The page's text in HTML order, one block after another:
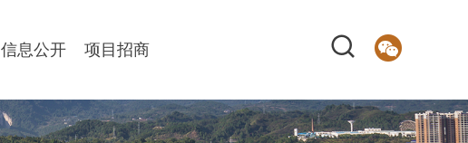
信息公开 项目招商